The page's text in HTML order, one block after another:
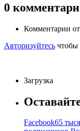
0
Комментарии
Авторизуйтесь чтобы
Загрузка
Facebook65